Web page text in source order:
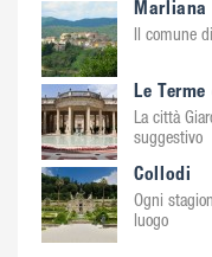
Marliana
Il comune
Le
La città
suggestivo
Collodi
Ogni
luogo